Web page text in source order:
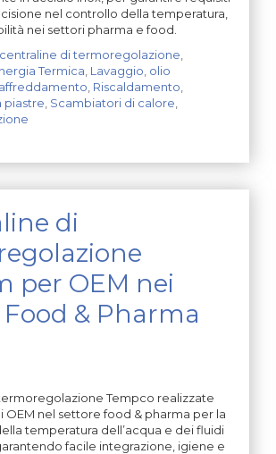
nel controllo della temperatura,
nei settori pharma e food.
centraline di termoregolazione
Termica Lavaggio olio
Riscaldamento
piastre Scambiatori di calore
di
per OEM nei
& Pharma
Tempco realizzate
OEM nel settore food & pharma per la
temperatura dell’acqua e dei fluidi
facile integrazione, igiene e